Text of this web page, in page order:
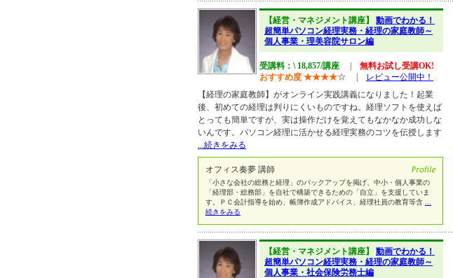
【経営・マネジメント講座】 動画でわかる！
超簡単パソコン経理実務・経理の家庭教師～
個人事業・理美容院サロン編
受講料：\ 18,857/講座
無料お試し受講OK!
おすすめ度 ★★★★☆
レビュー公開中！
【経理の家庭教師】がオンライン実践講義になりました！起業
後、初めての経理は判りにくいものですね。経理ソフトを使えば
とっても簡単ですが、実は操作だけを覚えてもなかなか成功しな
いんです。パソコン経理に活かせる経理実務のコツを伝授します
...続きをみる
オフィス奏夢 講師
「小さな会社の総務と経理」のバックアップを掲げ、中小・個人事業の
「経理部・総務部」を自社で構築できるための「自立」を支援していま
す。ＰＣ会計指導を始め、帳簿作成アドバイス、経理社員の教育等含
続きをみる
【経営・マネジメント講座】 動画でわかる！
超簡単パソコン経理実務・経理の家庭教師～
個人事業・社会保険労務士編